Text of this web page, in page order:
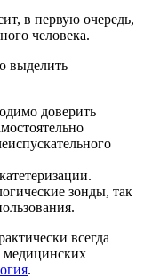
в первую очередь,
человека.
выделить
доверить
зонды, так
всегда
медицинских
.